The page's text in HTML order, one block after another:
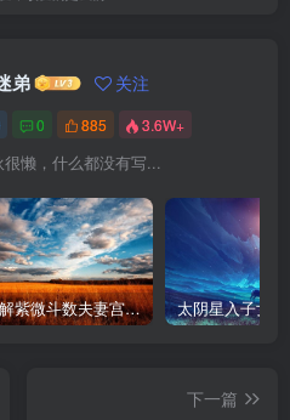
弟 关注
0 885 3.6W+
很懒，什么都没有写...
详解紫微斗数夫妻宫星曜
下一篇